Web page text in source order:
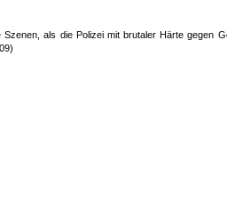
als die Polizei mit brutaler Härte gegen